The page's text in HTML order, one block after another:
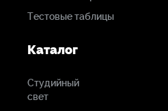
Тестовые таблицы
Каталог
Студийный
свет